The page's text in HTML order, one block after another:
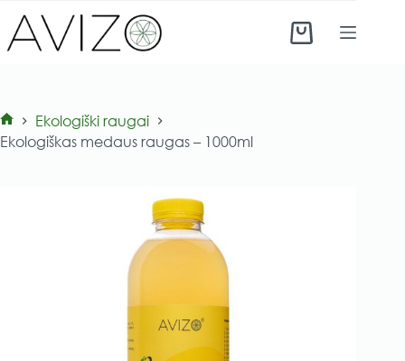
content
Shopping
Pradinis
Ekologiški raugai
Ekologiškas medaus raugas – 1000ml